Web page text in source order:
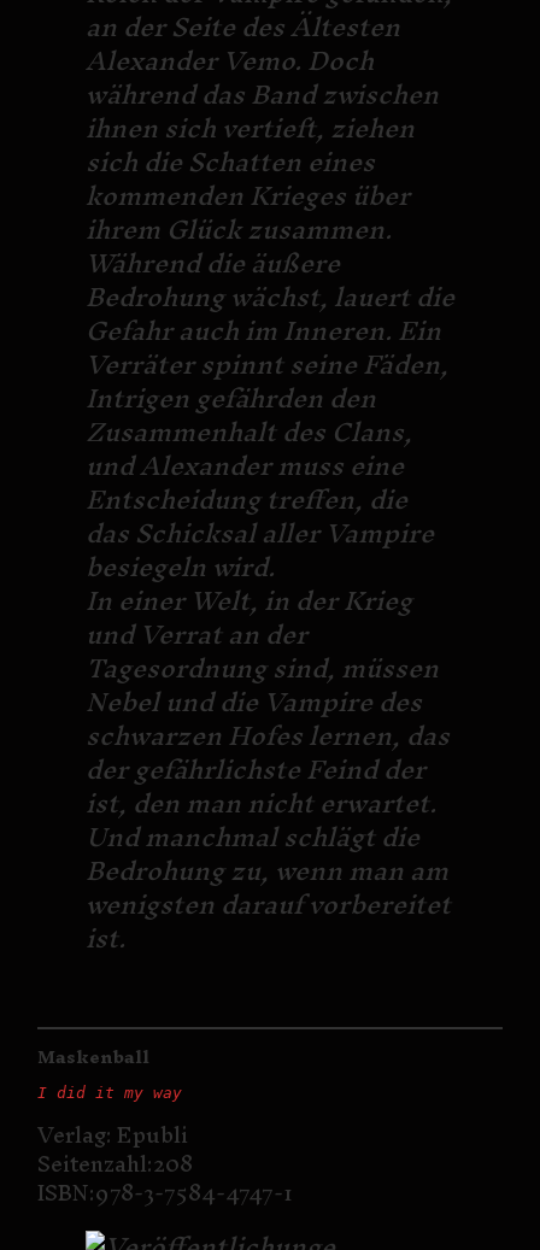
an der Seite des Ältesten
Alexander Vemo. Doch
während das Band zwischen
ihnen sich vertieft, ziehen
sich die Schatten eines
kommenden Krieges über
ihrem Glück zusammen.
Während die äußere
Bedrohung wächst, lauert die
Gefahr auch im Inneren. Ein
Verräter spinnt seine Fäden,
Intrigen gefährden den
Zusammenhalt des Clans,
und Alexander muss eine
Entscheidung treffen, die
das Schicksal aller Vampire
besiegeln wird.
In einer Welt, in der Krieg
und Verrat an der
Tagesordnung sind, müssen
Nebel und die Vampire des
schwarzen Hofes lernen, das
der gefährlichste Feind der
ist, den man nicht erwartet.
Und manchmal schlägt die
Bedrohung zu, wenn man am
wenigsten darauf vorbereitet
ist.
Maskenball
I did it my way
Verlag: Epubli
Seitenzahl:208
ISBN:978-3-7584-4747-1